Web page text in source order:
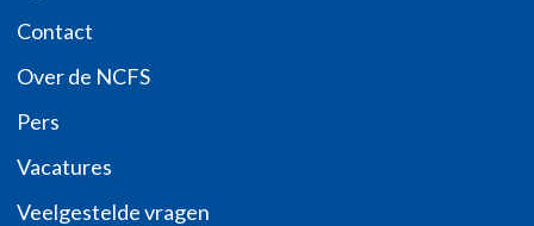
Contact
Over de NCFS
Pers
Vacatures
Veelgestelde vragen